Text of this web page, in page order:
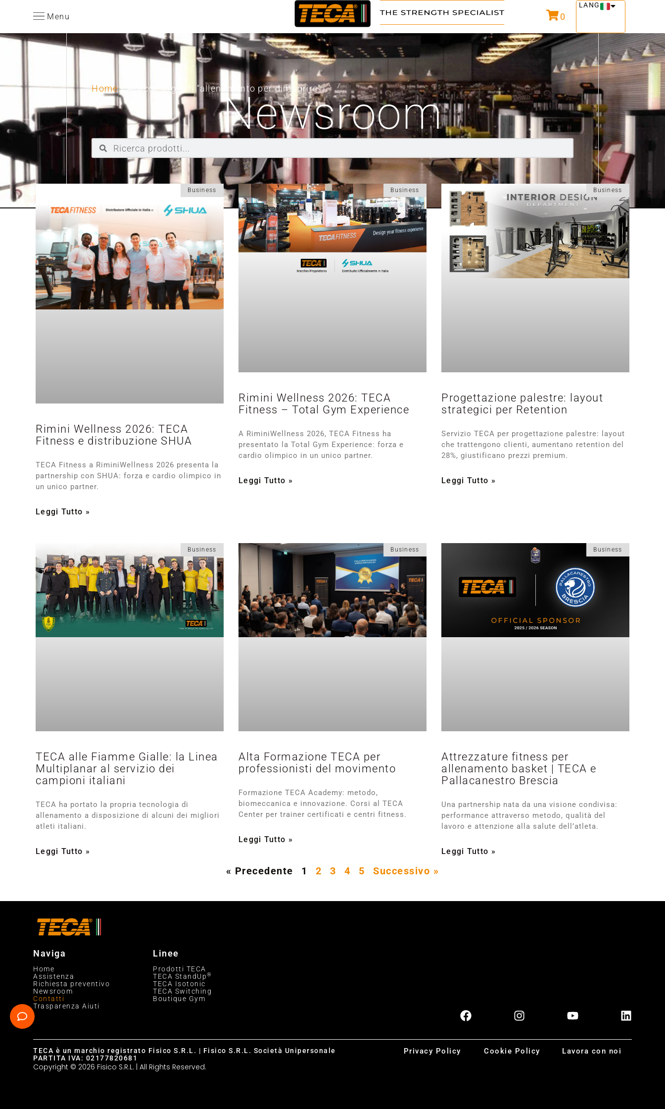
Menu 0
LANG
Home/ Articoli taggati “allenamento per dimagrire”Newsroom
Business
Rimini Wellness 2026: TECA
Fitness e distribuzione SHUA
TECA Fitness a RiminiWellness 2026 presenta la
partnership con SHUA: forza e cardio olimpico in
un unico partner.
Leggi Tutto »
Business
Rimini Wellness 2026: TECA
Fitness – Total Gym Experience
A RiminiWellness 2026, TECA Fitness ha
presentato la Total Gym Experience: forza e
cardio olimpico in un unico partner.
Leggi Tutto »
Business
Progettazione palestre: layout
strategici per Retention
Servizio TECA per progettazione palestre: layout
che trattengono clienti, aumentano retention del
28%, giustificano prezzi premium.
Leggi Tutto »
Business
TECA alle Fiamme Gialle: la Linea
Multiplanar al servizio dei
campioni italiani
TECA ha portato la propria tecnologia di
allenamento a disposizione di alcuni dei migliori
atleti italiani.
Leggi Tutto »
Business
Alta Formazione TECA per
professionisti del movimento
Formazione TECA Academy: metodo,
biomeccanica e innovazione. Corsi al TECA
Center per trainer certificati e centri fitness.
Leggi Tutto »
Business
Attrezzature fitness per
allenamento basket | TECA e
Pallacanestro Brescia
Una partnership nata da una visione condivisa:
performance attraverso metodo, qualità del
lavoro e attenzione alla salute dell’atleta.
Leggi Tutto »
« Precedente 1 2 3 4 5 Successivo »
Naviga
Home
Assistenza
Richiesta preventivo
Newsroom
Contatti
Trasparenza Aiuti
Linee
Prodotti TECA
TECA StandUp®
TECA Isotonic
TECA Switching
Boutique Gym
TECA è un marchio registrato Fisico S.R.L. | Fisico S.R.L. Società Unipersonale
PARTITA IVA: 02177820681
Copyright © 2026 Fisico S.R.L. | All Rights Reserved.
Privacy Policy Cookie Policy Lavora con noi